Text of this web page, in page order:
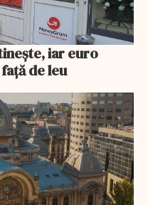
iar euro
de leu